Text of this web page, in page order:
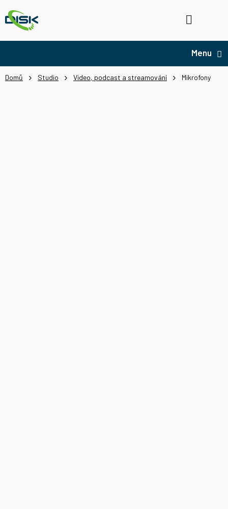
na
obsah
Domů Studio Video, podcast a streamování Mikrofony